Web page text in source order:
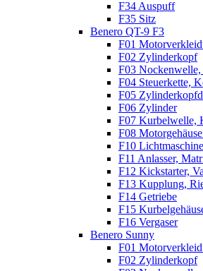
F34 Auspuff
F35 Sitz
Benero QT-9 F3
F01
F02 Zylinderkopf
F03 Nockenwelle,
F04 Steuerkette,
F05
F06 Zylinder
F07 Kurbelwelle,
F08
F10
F11 Anlasser,
F12 Kickstarter,
F13 Kupplung,
F14 Getriebe
F15
F16 Vergaser
Benero Sunny
F01
F02 Zylinderkopf